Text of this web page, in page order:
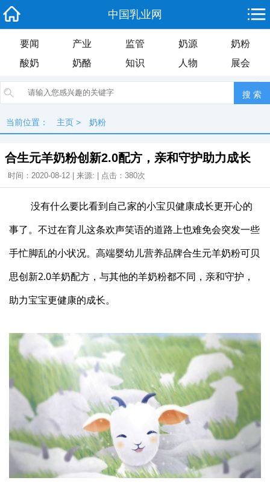
中国乳业网
要闻 产业 监管 奶源
奶粉
酸奶
奶酪 知识 人物 展会
当前位置： 主页 > 奶粉
合生元羊奶粉创新2.0配方，亲和守护助力成长
时间：2020-08-12 | 来源: | 点击： 380次
没有什么要比看到自己家的小宝贝健康成长更开心的
事了。不过在育儿这条欢声笑语的道路上也难免会突发一些
手忙脚乱的小状况。高端婴幼儿营养品牌合生元羊奶粉可贝
思创新2.0羊奶配方，与其他的羊奶粉都不同，亲和守护，
助力宝宝更健康的成长。